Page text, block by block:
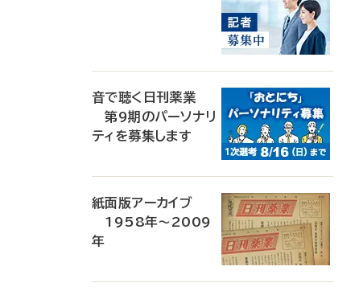
音で聴く日刊薬業
第9期のパーソナリ
ティを募集します
紙面版アーカイブ
1958年～2009
年